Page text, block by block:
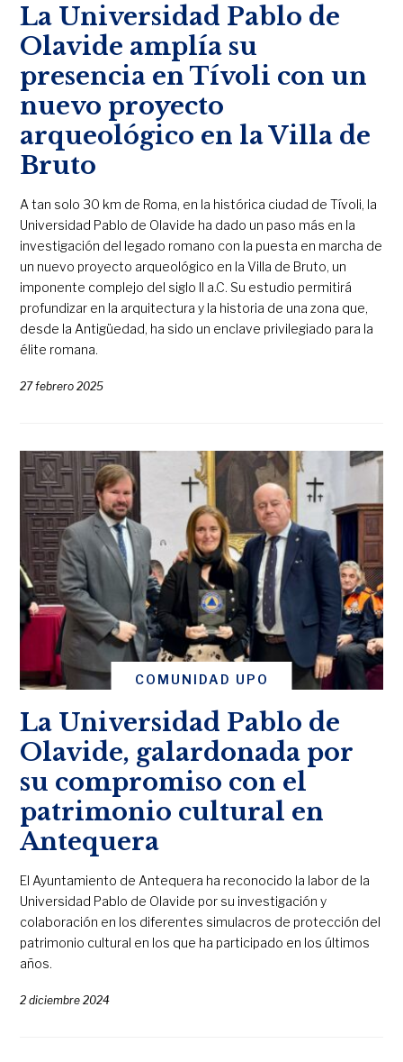
La Universidad Pablo de
Olavide amplía su
presencia en Tívoli con un
nuevo proyecto
arqueológico en la Villa de
Bruto
A tan solo 30 km de Roma, en la histórica ciudad de Tívoli, la
Universidad Pablo de Olavide ha dado un paso más en la
investigación del legado romano con la puesta en marcha de
un nuevo proyecto arqueológico en la Villa de Bruto, un
imponente complejo del siglo II a.C. Su estudio permitirá
profundizar en la arquitectura y la historia de una zona que,
desde la Antigüedad, ha sido un enclave privilegiado para la
élite romana.
27 febrero 2025
COMUNIDAD UPO
La Universidad Pablo de
Olavide, galardonada por
su compromiso con el
patrimonio cultural en
Antequera
El Ayuntamiento de Antequera ha reconocido la labor de la
Universidad Pablo de Olavide por su investigación y
colaboración en los diferentes simulacros de protección del
patrimonio cultural en los que ha participado en los últimos
años.
2 diciembre 2024